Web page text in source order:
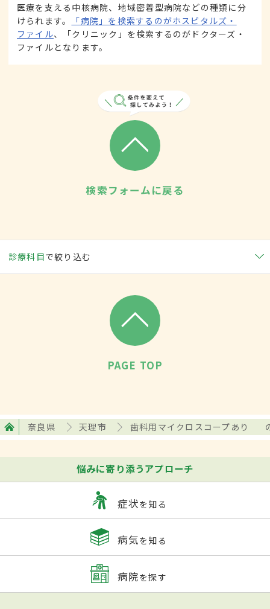
医療を支える中核病院、地域密着型病院などの種類に分
けられます。
「病院」を検索するのがホスピタルズ・
ファイル、「クリニック」を検索するのがドクターズ・
ファイルとなります。
検索フォームに戻る
診療科目で絞り込む
PAGE TOP
奈良県 天理市 歯科用マイクロスコープあり
悩みに寄り添うアプローチ
症状を知る
病気を知る
病院を探す